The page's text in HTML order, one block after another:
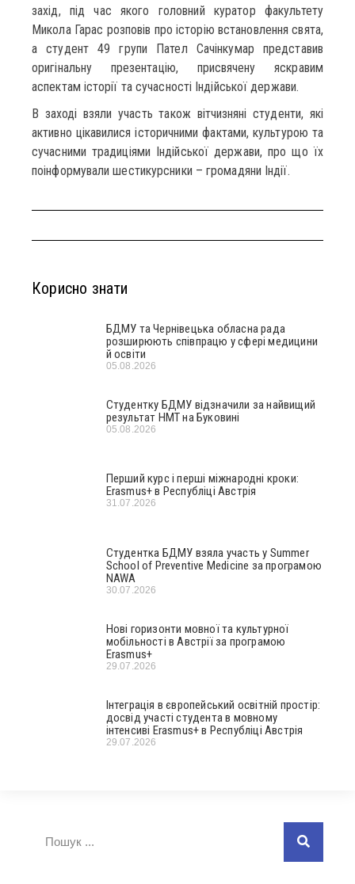
захід, під час якого головний куратор факультету
Микола Гарас розповів про історію встановлення свята,
а студент 49 групи Пател Сачінкумар представив
оригінальну презентацію, присвячену яскравим
аспектам історії та сучасності Індійської держави.
В заході взяли участь також вітчизняні студенти, які
активно цікавилися історичними фактами, культурою та
сучасними традиціями Індійської держави, про що їх
поінформували шестикурсники – громадяни Індії.
Корисно знати
БДМУ та Чернівецька обласна рада
розширюють співпрацю у сфері медицини
й освіти
05.08.2026
Студентку БДМУ відзначили за найвищий
результат НМТ на Буковині
05.08.2026
Перший курс і перші міжнародні кроки:
Erasmus+ в Республіці Австрія
31.07.2026
Студентка БДМУ взяла участь у Summer
School of Preventive Medicine за програмою
NAWA
30.07.2026
Нові горизонти мовної та культурної
мобільності в Австрії за програмою
Erasmus+
29.07.2026
Інтеграція в європейський освітній простір:
досвід участі студента в мовному
інтенсиві Erasmus+ в Республіці Австрія
29.07.2026